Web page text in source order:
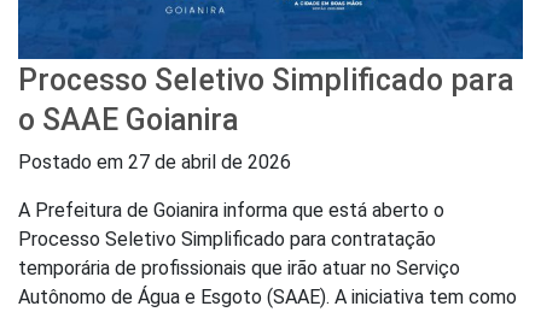
Processo Seletivo Simplificado para
o SAAE Goianira
Postado em 27 de abril de 2026
A Prefeitura de Goianira informa que está aberto o
Processo Seletivo Simplificado para contratação
temporária de profissionais que irão atuar no Serviço
Autônomo de Água e Esgoto (SAAE). A iniciativa tem como